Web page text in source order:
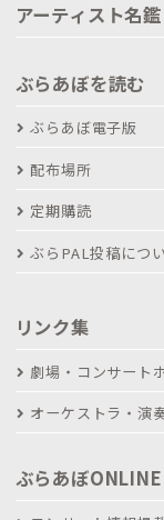
アーティスト名鑑
ぶらあぼを読む
ぶらあぼ電子版
配布場所
定期購読
ぶらPAL投稿につ
リンク集
劇場・コンサート
オーケストラ・演
ぶらあぼ